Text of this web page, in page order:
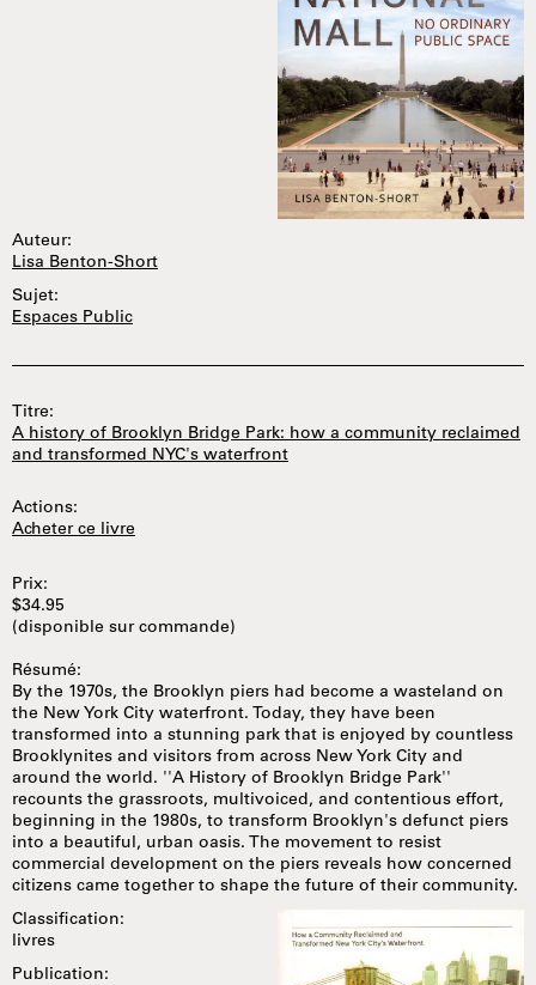
Auteur:
Lisa Benton-Short
Sujet:
Espaces Public
Titre:
A history of Brooklyn Bridge Park: how a community reclaimed
and transformed NYC's waterfront
Actions:
Acheter ce livre
Prix:
$34.95
(disponible sur commande)
Résumé:
By the 1970s, the Brooklyn piers had become a wasteland on
the New York City waterfront. Today, they have been
transformed into a stunning park that is enjoyed by countless
Brooklynites and visitors from across New York City and
around the world. ''A History of Brooklyn Bridge Park''
recounts the grassroots, multivoiced, and contentious effort,
beginning in the 1980s, to transform Brooklyn's defunct piers
into a beautiful, urban oasis. The movement to resist
commercial development on the piers reveals how concerned
citizens came together to shape the future of their community.
Classification:
livres
Publication: